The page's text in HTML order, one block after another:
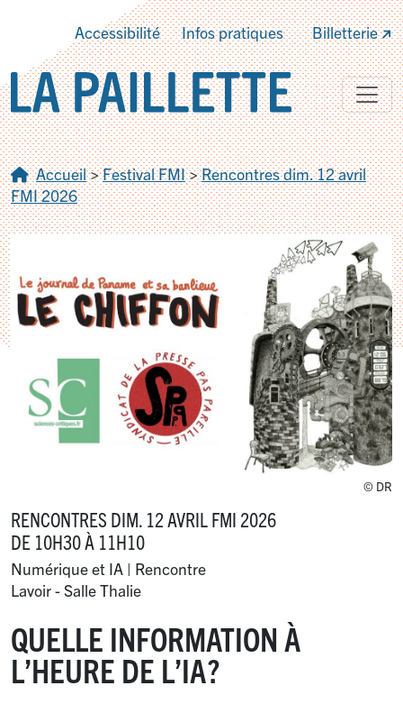
Accessibilité Infos pratiques Billetterie
Accueil>Festival FMI>Rencontres dim. 12 avril
FMI 2026
QUELLE INFORMATION À
L’HEURE DE L’IA?
© DR
RENCONTRES DIM. 12 AVRIL FMI 2026
DE 10H30 À 11H10
Numérique et IA | Rencontre
Lavoir - Salle Thalie